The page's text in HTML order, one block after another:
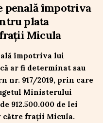
penală împotriva
plata
Micula
împotriva lui
ar fi determinat sau
nr. 917/2019, prin care
Ministerului
912.500.000 de lei
către frații Micula.